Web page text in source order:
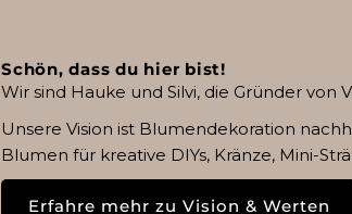
Schön, dass du hier bist!
Wir sind Hauke und Silvi, die Gründer von
Unsere Vision ist Blumendekoration
Blumen für kreative DIYs, Kränze, Mini-
Erfahre mehr zu Vision & Werten